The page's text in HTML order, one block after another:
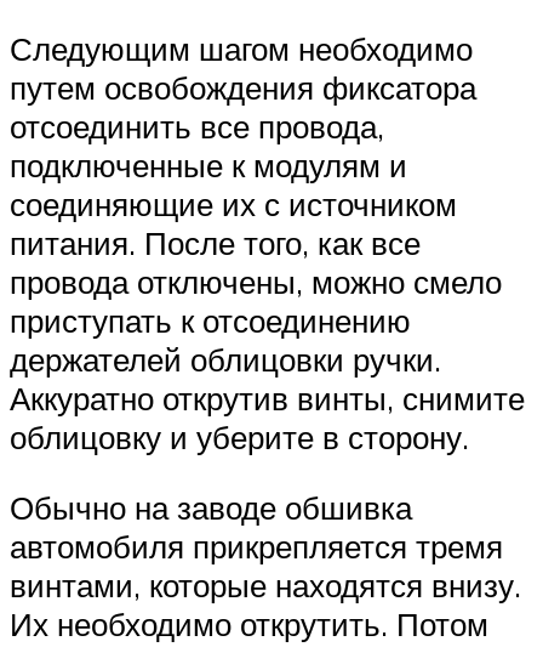
Следующим шагом необходимо
путем освобождения фиксатора
отсоединить все провода,
подключенные к модулям и
соединяющие их с источником
питания. После того, как все
провода отключены, можно смело
приступать к отсоединению
держателей облицовки ручки.
Аккуратно открутив винты, снимите
облицовку и уберите в сторону.
Обычно на заводе обшивка
автомобиля прикрепляется тремя
винтами, которые находятся внизу.
Их необходимо открутить. Потом